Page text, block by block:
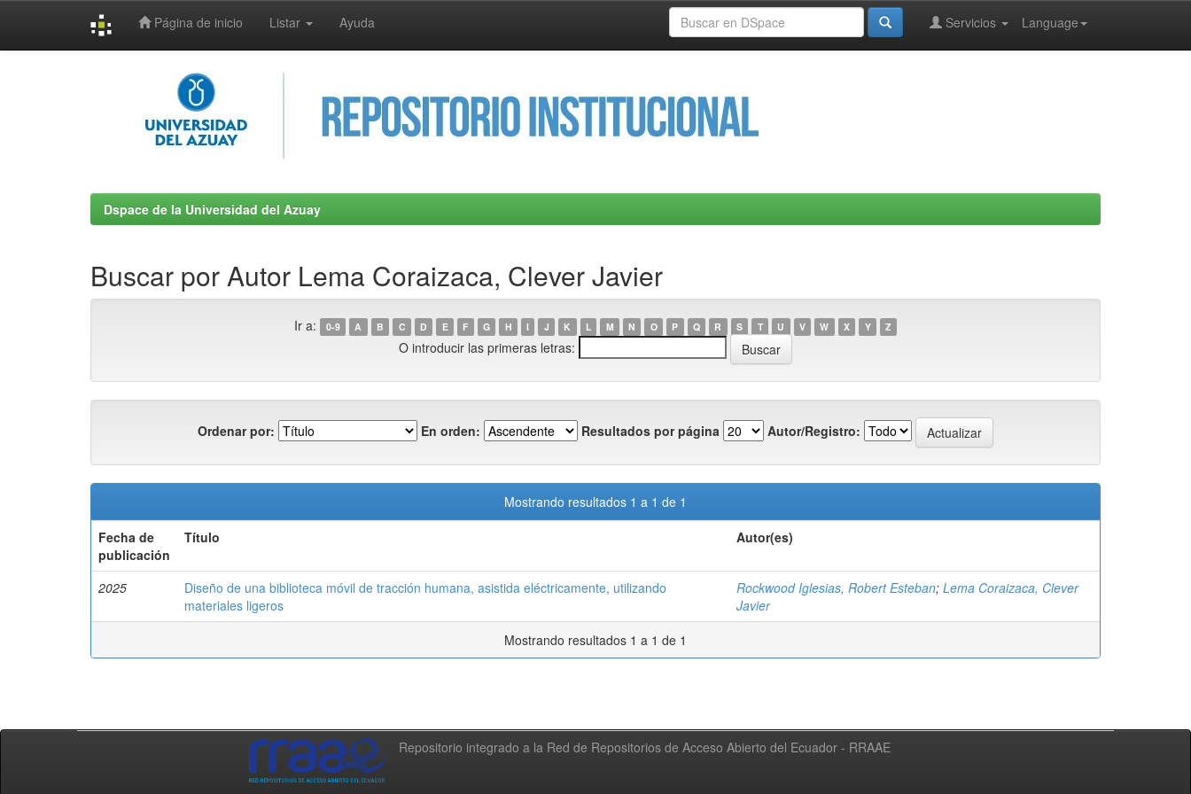
Página de inicio Listar Ayuda Language
Servicios
Dspace de la Universidad del Azuay
Buscar por Autor Lema Coraizaca, Clever Javier
Ir a: 0-9 A B C D E F G H I J K L M N O P Q R S T U V W X Y Z
O introducir las primeras letras:
Ordenar por: En orden: Resultados por página Autor/Registro:
Mostrando resultados 1 a 1 de 1
Fecha de
publicación
Título Autor(es)
2025
Diseño de una biblioteca móvil de tracción humana, asistida eléctricamente, utilizando
materiales ligeros
Rockwood Iglesias, Robert Esteban; Lema Coraizaca, Clever
Javier
Mostrando resultados 1 a 1 de 1
Repositorio integrado a la Red de Repositorios de Acceso Abierto del Ecuador - RRAAE